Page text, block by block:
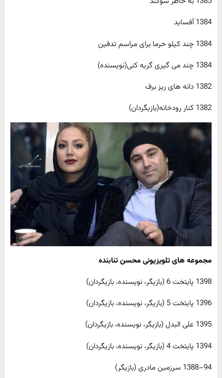
1384 آفساید
1384 چند کیلو خرما برای مراسم تدفین
1384 چند می گیری گریه کنی(نویسنده)
1382 دانه های ریز برف
1382 کنار رودخانه(بازیگردان)
مجموعه های تلویزیونی محسن تنابنده
1398 پایتخت 6 (بازیگر، نویسنده، بازیگردان)
1396 پایتخت 5 (بازیگر، نویسنده، بازیگردان)
1395 علی البدل (بازیگر، نویسنده، بازیگردان)
1394 پایتخت 4 (بازیگر، نویسنده، بازیگردان)
94–1388 سرزمین مادری (بازیگر)